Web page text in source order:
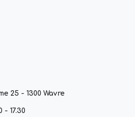
25 - 1300 Wavre
17.30